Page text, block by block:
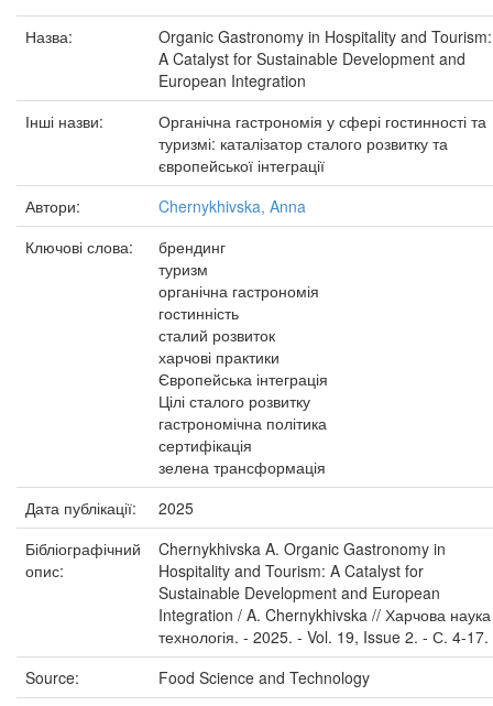
Назва:
Organic Gastronomy in Hospitality and Tourism:
A Catalyst for Sustainable Development and
European Integration
Інші назви:
Органічна гастрономія у сфері гостинності та
туризмі: каталізатор сталого розвитку та
європейської інтеграції
Автори:
Chernykhivska, Anna
Ключові слова:
брендинг
туризм
органічна гастрономія
гостинність
сталий розвиток
харчові практики
Європейська інтеграція
Цілі сталого розвитку
гастрономічна політика
сертифікація
зелена трансформація
Дата публікації:
2025
Бібліографічний
опис:
Chernykhivska A. Organic Gastronomy in
Hospitality and Tourism: A Catalyst for
Sustainable Development and European
Integration / A. Chernykhivska // Харчова наука
технологія. - 2025. - Vol. 19, Issue 2. - С. 4-17.
Source:
Food Science and Technology